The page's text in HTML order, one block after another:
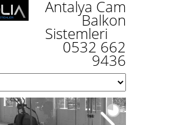
Antalya Cam
Balkon
Sistemleri
0532 662
9436